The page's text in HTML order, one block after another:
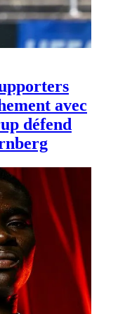
avec
défend